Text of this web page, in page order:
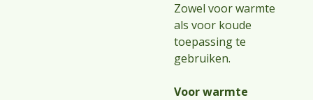
Zowel voor warmte
als voor koude
toepassing te
gebruiken.
Voor warmte